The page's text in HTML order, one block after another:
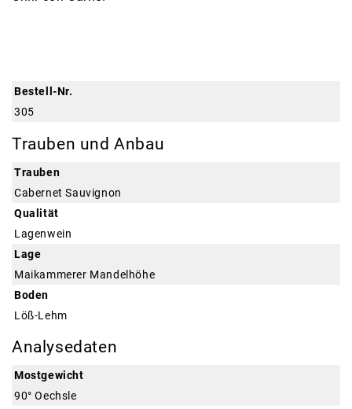
Bestell-Nr.
305
Trauben und Anbau
Trauben
Cabernet Sauvignon
Qualität
Lagenwein
Lage
Maikammerer Mandelhöhe
Boden
Löß-Lehm
Analysedaten
Mostgewicht
90° Oechsle